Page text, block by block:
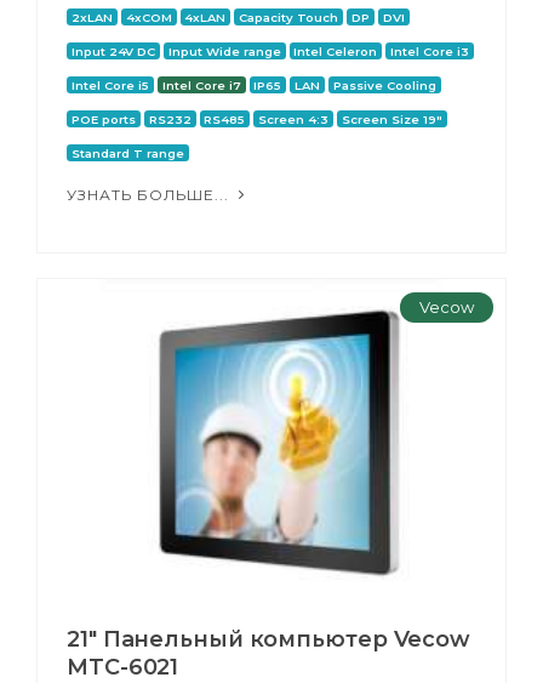
2xLAN 4xCOM 4xLAN Capacity Touch DP DVI
Input 24V DC Input Wide range Intel Celeron Intel Core i3
Intel Core i5 Intel Core i7 IP65 LAN Passive Cooling
POE ports RS232 RS485 Screen 4:3 Screen Size 19"
Standard T range
УЗНАТЬ БОЛЬШЕ...
Vecow
21" Панельный компьютер Vecow
MTC-6021